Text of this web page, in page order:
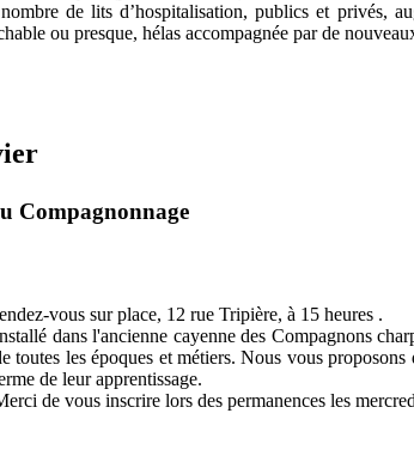
de lits d’hospitalisation, publics et privés,
ou presque, hélas accompagnée par de
Compagnonnage
vous sur place, 12 rue Tripière, à 15 heures .
dans l'ancienne cayenne des Compagnons
toutes les époques et métiers. Nous vous
de leur apprentissage.
de vous inscrire lors des permanences les